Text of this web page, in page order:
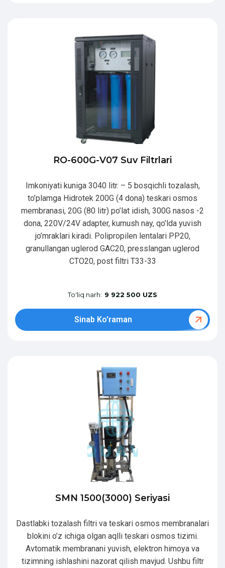
RO-600G-V07 Suv Filtrlari
Imkoniyati kuniga 3040 litr. – 5 bosqichli tozalash,
to’plamga Hidrotek 200G (4 dona) teskari osmos
membranasi, 20G (80 litr) po’lat idish, 300G nasos -2
dona, 220V/24V adapter, kumush nay, qo’lda yuvish
jo’mraklari kiradi. Polipropilen lentalari PP20,
granullangan uglerod GAC20, presslangan uglerod
CTO20, post filtri T33-33
To'liq narh: 9 922 500 UZS
Sinab Ko'raman
SMN 1500(3000) Seriyasi
Dastlabki tozalash filtri va teskari osmos membranalari
blokini o’z ichiga olgan aqlli teskari osmos tizimi.
Avtomatik membranani yuvish, elektron himoya va
tizimning ishlashini nazorat qilish mavjud. Ushbu filtr